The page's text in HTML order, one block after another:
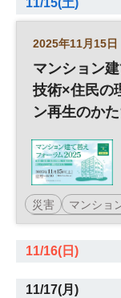
2025年11月15日
マンション
技術×住民の
ン再生のか
災害 マンショ
日経オンライン
11/16(日)
11/17(月)